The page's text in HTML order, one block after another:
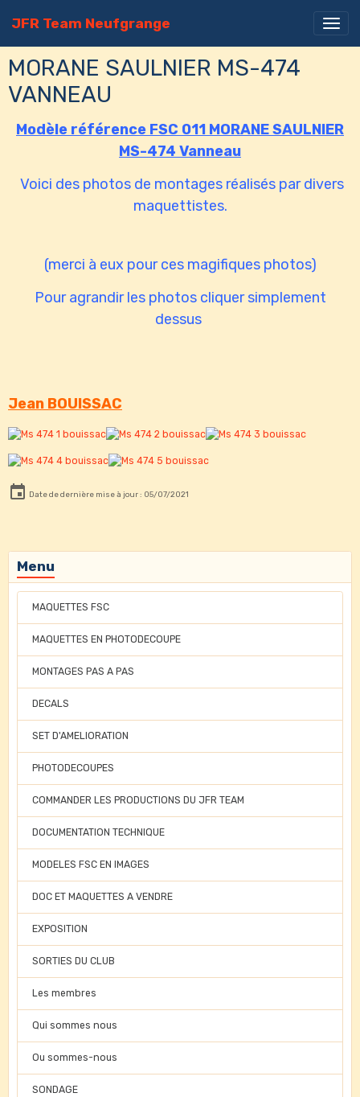
JFR Team Neufgrange
MORANE SAULNIER MS-474
VANNEAU
Modèle référence FSC 011 MORANE SAULNIER
MS-474 Vanneau
Voici des photos de montages réalisés par divers
maquettistes.
(merci à eux pour ces magifiques photos)
Pour agrandir les photos cliquer simplement
dessus
Jean BOUISSAC
Date de dernière mise à jour : 05/07/2021
Menu
MAQUETTES FSC
MAQUETTES EN PHOTODECOUPE
MONTAGES PAS A PAS
DECALS
SET D'AMELIORATION
PHOTODECOUPES
COMMANDER LES PRODUCTIONS DU JFR TEAM
DOCUMENTATION TECHNIQUE
MODELES FSC EN IMAGES
DOC ET MAQUETTES A VENDRE
EXPOSITION
SORTIES DU CLUB
Les membres
Qui sommes nous
Ou sommes-nous
SONDAGE